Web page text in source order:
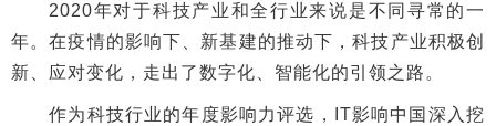
2020年对于科技产业和全行业来说是不同寻常的一
年。在疫情的影响下、新基建的推动下，科技产业积极创
新、应对变化，走出了数字化、智能化的引领之路。
作为科技行业的年度影响力评选，IT影响中国深入挖